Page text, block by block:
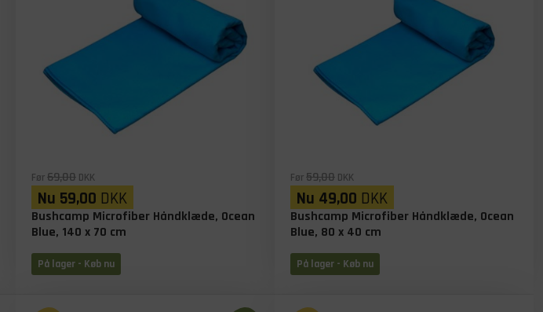
Før69,00 DKK
Nu 59,00 DKK
Bushcamp Microfiber Håndklæde, Ocean
Blue, 140 x 70 cm
På lager - Køb nu
Før59,00 DKK
Nu 49,00 DKK
Bushcamp Microfiber Håndklæde, Ocean
Blue, 80 x 40 cm
På lager - Køb nu